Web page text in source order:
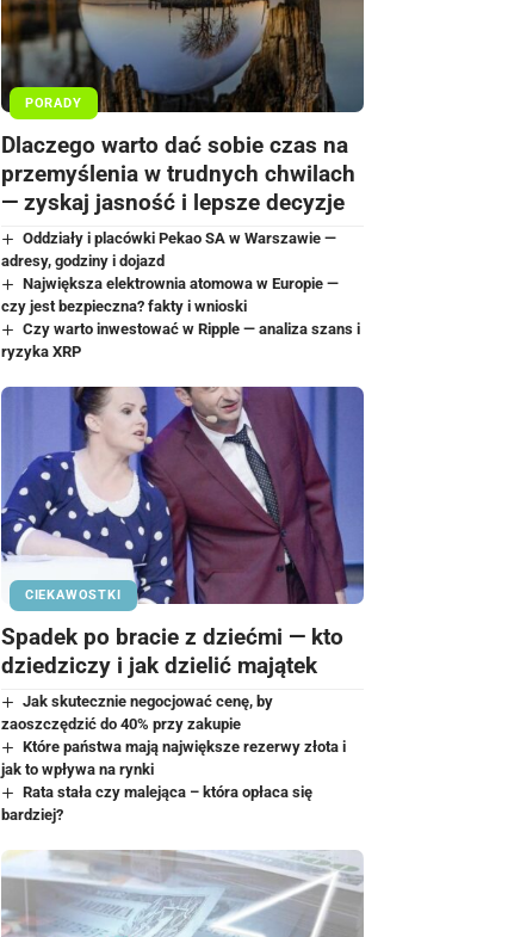
PORADY
Dlaczego warto dać sobie czas na
przemyślenia w trudnych chwilach
— zyskaj jasność i lepsze decyzje
Oddziały i placówki Pekao SA w Warszawie —
adresy, godziny i dojazd
Największa elektrownia atomowa w Europie —
czy jest bezpieczna? fakty i wnioski
Czy warto inwestować w Ripple — analiza szans i
ryzyka XRP
CIEKAWOSTKI
Spadek po bracie z dziećmi — kto
dziedziczy i jak dzielić majątek
Jak skutecznie negocjować cenę, by
zaoszczędzić do 40% przy zakupie
Które państwa mają największe rezerwy złota i
jak to wpływa na rynki
Rata stała czy malejąca – która opłaca się
bardziej?